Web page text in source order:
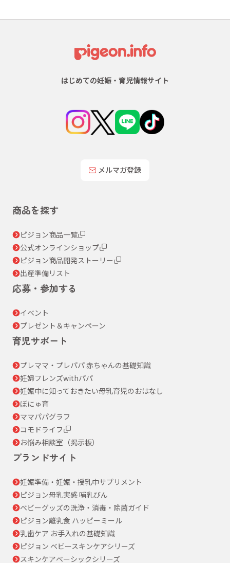
はじめての妊娠・育児情報サイト
メルマガ登録
商品を探す
ピジョン商品一覧
公式オンラインショップ
ピジョン商品開発ストーリー
出産準備リスト
応募・参加する
イベント
プレゼント＆キャンペーン
育児サポート
プレママ・プレパパ 赤ちゃんの基礎知識
妊婦フレンズwithパパ
妊娠中に知っておきたい母乳育児のおはなし
ぼにゅ育
ママパパグラフ
コモドライフ
お悩み相談室（掲示板）
ブランドサイト
妊娠準備・妊娠・授乳中サプリメント
ピジョン母乳実感 哺乳びん
ベビーグッズの洗浄・消毒・除菌ガイド
ピジョン離乳食 ハッピーミール
乳歯ケア お手入れの基礎知識
ピジョン ベビースキンケアシリーズ
スキンケアベーシックシリーズ